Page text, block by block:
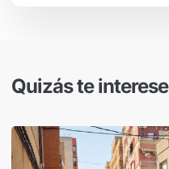
Quizás te interese